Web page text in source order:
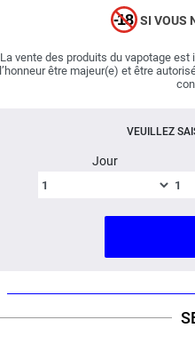
SI VOUS
La vente des produits du vapotage
l’honneur être majeur(e) et être
VEUILLEZ
Jour
rafraîchissante
travers le liquide La
expérience
doux et permet
rapidement par
vaper ce genre de
Fabriqué en France
DESCRIPTION